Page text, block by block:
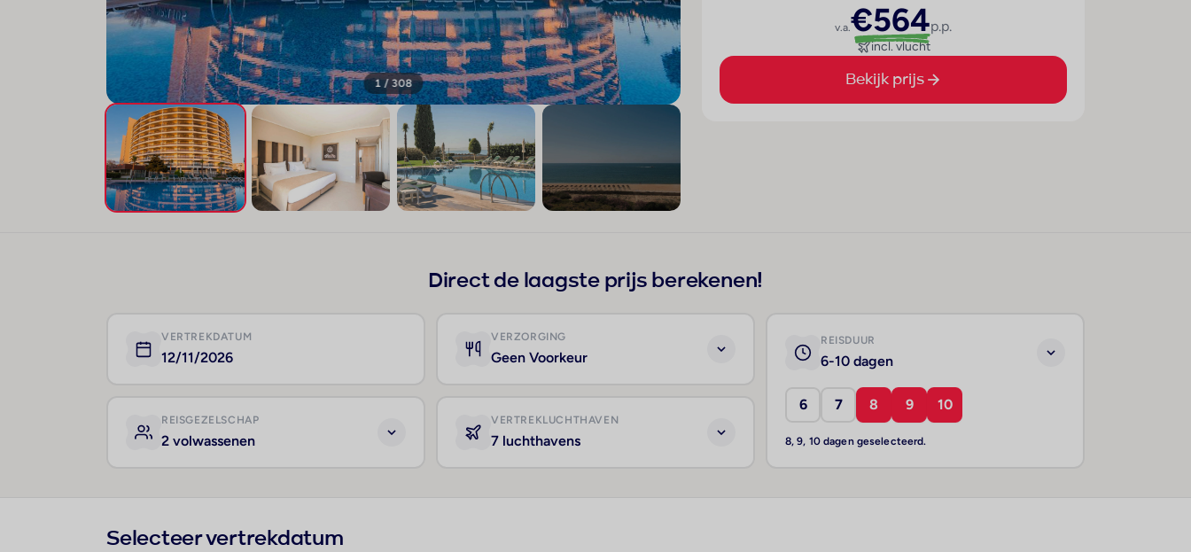
1 / 308
v.a.€564p.p.
incl. vlucht
Bekijk prijs
Direct de laagste prijs berekenen!
VERTREKDATUM
12/11/2026
VERZORGING
Geen Voorkeur
REISDUUR
6-10 dagen
6 7 8 9 10
8, 9, 10 dagen geselecteerd.
REISGEZELSCHAP
2 volwassenen
VERTREKLUCHTHAVEN
7 luchthavens
Selecteer vertrekdatum